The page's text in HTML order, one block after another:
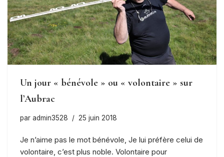
Un jour « bénévole » ou « volontaire » sur
l’Aubrac
par admin3528 25 juin 2018
Je n’aime pas le mot bénévole, Je lui préfère celui de
volontaire, c’est plus noble. Volontaire pour